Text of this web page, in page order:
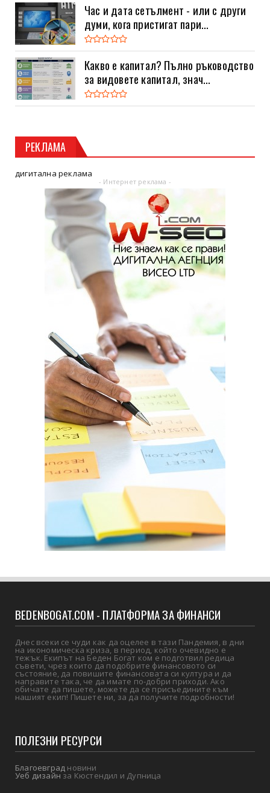
Час и дата сетълмент - или с други
думи, кога пристигат пари...
Какво е капитал? Пълно ръководство
за видовете капитал, знач...
РЕКЛАМА
дигитална реклама
- Интернет реклама -
BEDENBOGAT.COM - ПЛАТФОРМА ЗА ФИНАНСИ
Днес всеки се чуди как да оцелее в тази Пандемия, в дни
на икономическа криза, в период, който очевидно е
тежък. Екипът на Беден Богат ком е подготвил редица
съвети, чрез които да подобрите финансовото си
състояние, да повишите финансовата си култура и да
направите така, че да имате по-добри приходи. Ако
обичате да пишете, можете да се присъедините към
нашият екип! Пишете ни, за да получите подробности!
ПОЛЕЗНИ РЕСУРСИ
Благоевград новини
Уеб дизайнза Кюстендил и Дупница